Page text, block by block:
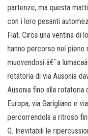
partenze, ma questa
con i loro pesanti
Fiat. Circa una ventina di
hanno percorso nel
muovendosi â€˜a
rotatoria di via Ausonia
Ausonia fino alla rotatoria
Europa, via Garigliano e
percorrendola a ritroso
G. Inevitabili le